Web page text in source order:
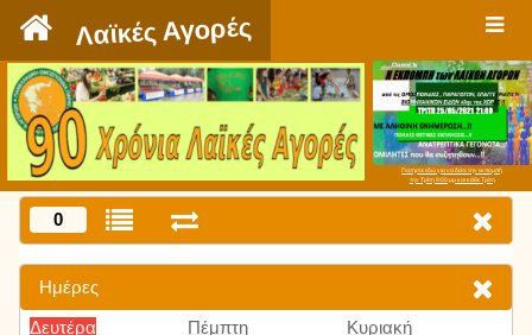
Λαϊκές Αγορές
Πατήστε εδώ για να δείτε την εκπομπή
την Τρίτη 9:00 μμ και κάθε Τρίτη
0
Ημέρες
Δευτέρα
Πέμπτη
Κυριακή